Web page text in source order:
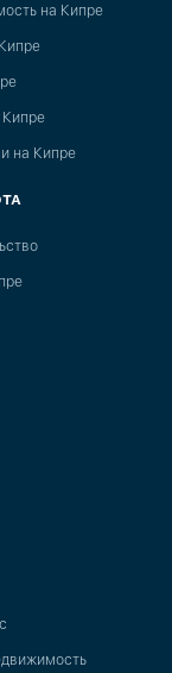
на Кипре
Кипре
на Кипре